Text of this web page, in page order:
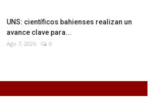
UNS: científicos bahienses realizan un
avance clave para...
Ago 7, 2026 0